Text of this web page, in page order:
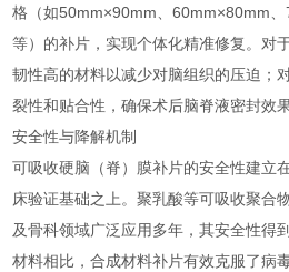
格（如50mm×90mm、60mm×80mm
等）的补片，实现个体化精准修复。对
韧性高的材料以减少对脑组织的压迫；
裂性和贴合性，确保术后脑脊液密封效果
安全性与降解机制
可吸收硬脑（脊）膜补片的安全性建立
床验证基础之上。聚乳酸等可吸收聚合
及骨科领域广泛应用多年，其安全性得
材料相比，合成材料补片有效克服了病